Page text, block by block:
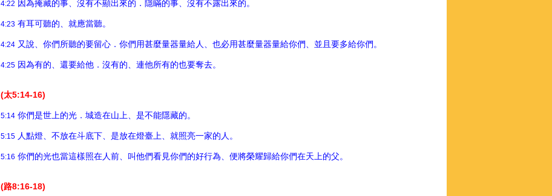
4:22 因為掩藏的事、沒有不顯出來的．隱瞞的事、沒有不露出來的。
4:23 有耳可聽的、就應當聽。
4:24 又說、你們所聽的要留心．你們用甚麼量器量給人、也必用甚麼量器量給你們、並且要多給你們。
4:25 因為有的、還要給他．沒有的、連他所有的也要奪去。
(太5:14-16)
5:14 你們是世上的光．城造在山上、是不能隱藏的。
5:15 人點燈、不放在斗底下、是放在燈臺上、就照亮一家的人。
5:16 你們的光也當這樣照在人前、叫他們看見你們的好行為、便將榮耀歸給你們在天上的父。
(路8:16-18)